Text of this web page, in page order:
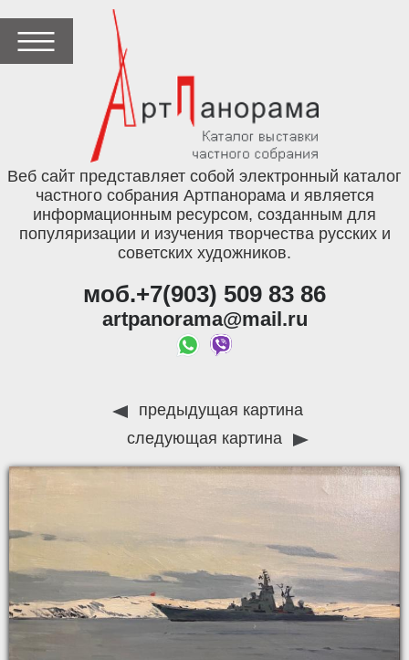
Веб сайт представляет собой электронный каталог
частного собрания Артпанорама и является
информационным ресурсом, созданным для
популяризации и изучения творчества русских и
советских художников.
моб.+7(903) 509 83 86
artpanorama@mail.ru
предыдущая картина
следующая картина